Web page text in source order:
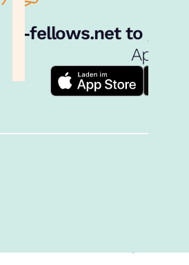
e‑fellows.net to go:
App!